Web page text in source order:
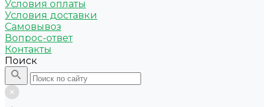
Условия оплаты
Условия доставки
Самовывоз
Вопрос-ответ
Контакты
Поиск